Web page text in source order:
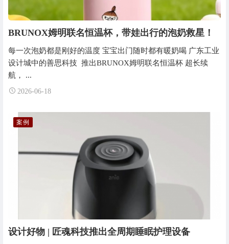
BRUNOX姆明联名恒温杯，带娃出行的泡奶救星！
每一次泡奶都是刚好的温度 宝宝出门随时都有暖奶喝 广东工业
设计城中的善思科技 推出BRUNOX姆明联名恒温杯 超长续
航， ...
2026-06-18
设计好物 | 匠魂科技推出全周期睡眠护理设备
案例